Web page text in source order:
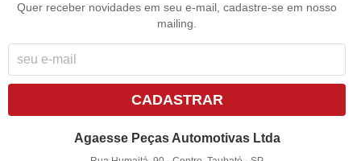
Quer receber novidades em seu e-mail, cadastre-se em nosso
mailing.
CADASTRAR
Agaesse Peças Automotivas Ltda